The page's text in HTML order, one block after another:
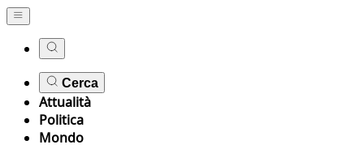
Cerca
Attualità
Politica
Mondo